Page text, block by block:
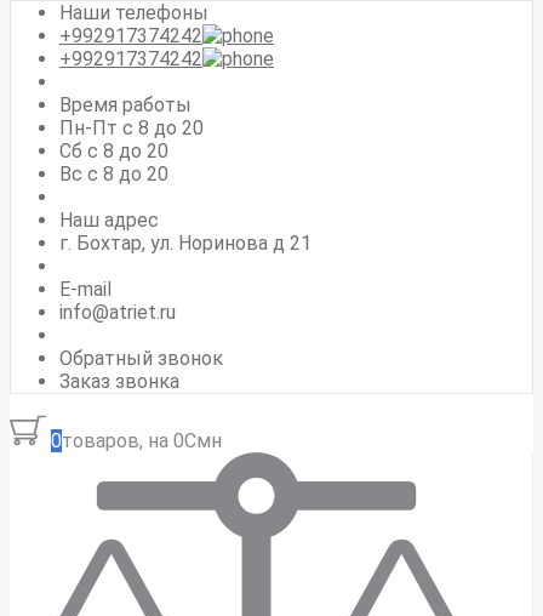
Наши телефоны
+992917374242
+992917374242
Время работы
Пн-Пт с 8 до 20
Сб с 8 до 20
Вс c 8 до 20
Наш адрес
г. Бохтар, ул. Норинова д 21
E-mail
info@atriet.ru
Обратный звонок
Заказ звонка
0товаров, на 0Смн